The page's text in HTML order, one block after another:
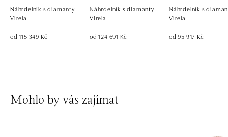
Náhrdelník s diamanty
Virela
od 115 349 Kč
Náhrdelník s diamanty
Virela
od 124 691 Kč
Náhrdelník s
Virela
od 95 917 Kč
Mohlo by vás zajímat